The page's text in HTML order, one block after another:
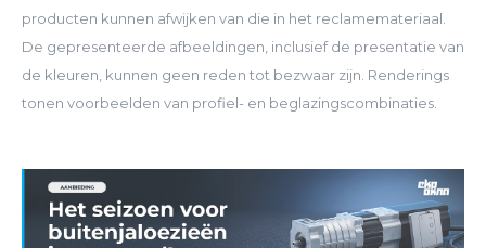
producten kunnen afwijken van die in het reclamemateriaal.
De gepresenteerde afbeeldingen, inclusief de presentatie van
de kleuren, kunnen geen reden tot bezwaar zijn. Renderings
tonen voorbeelden van profiel- en beglazingscombinaties.